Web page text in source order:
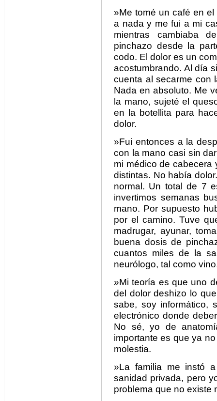
»Me tomé un café en
a nada y me fui a mi
mientras cambiaba
pinchazo desde la
codo. El dolor es un
acostumbrando. Al día
cuenta al secarme con
Nada en absoluto. Me
la mano, sujeté el
en la botellita para
dolor.
»Fui entonces a la
con la mano casi sin
mi médico de cabecera
distintas. No había
normal. Un total de 7
invertimos semanas
mano. Por supuesto
por el camino. Tuve
madrugar, ayunar,
buena dosis de
cuantos miles de la
neurólogo, tal como
»Mi teoría es que uno
del dolor deshizo lo
sabe, soy informático,
electrónico donde
No sé, yo de
importante es que ya
molestia.
»La familia me instó
sanidad privada, pero
problema que no existe